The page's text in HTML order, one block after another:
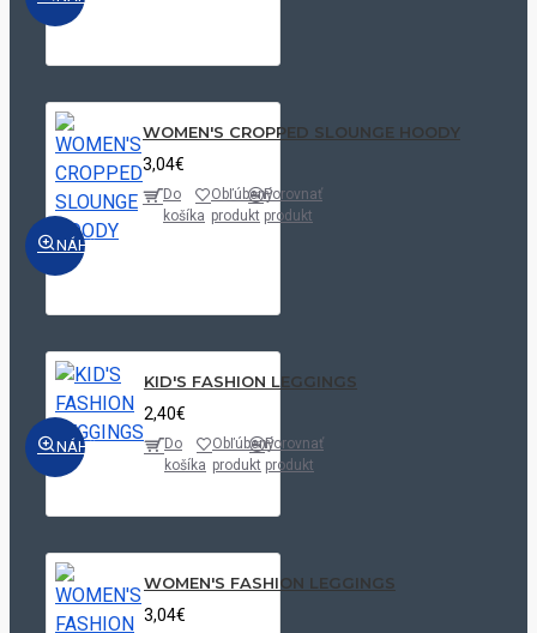
NÁHĽAD
WOMEN'S CROPPED SLOUNGE HOODY
3,04€
Do
košíka
Obľúbený
produkt
Porovnať
produkt
NÁHĽAD
KID'S FASHION LEGGINGS
2,40€
Do
košíka
Obľúbený
produkt
Porovnať
produkt
WOMEN'S FASHION LEGGINGS
3,04€